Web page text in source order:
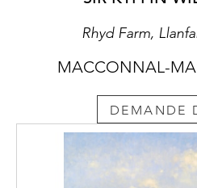
Rhyd Farm,
MACCONNAL-
DEMANDE